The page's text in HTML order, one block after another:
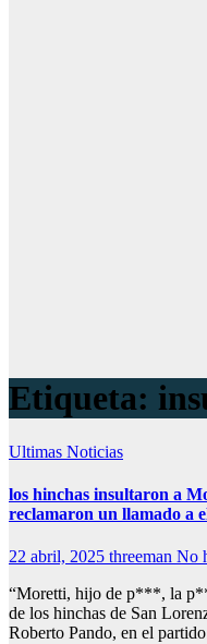
Etiqueta:
Ultimas Noticias
los hinchas insultaron a
reclamaron un llamado a
22 abril, 2025 threeman No
“Moretti, hijo de p***, la
de los hinchas de San
Roberto Pando, en el